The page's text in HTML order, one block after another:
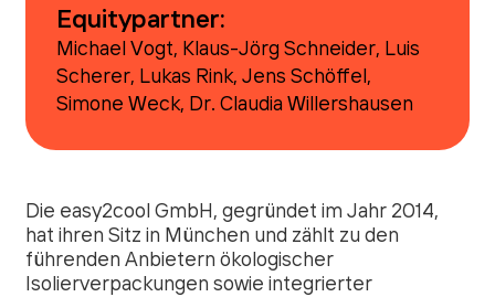
Equitypartner:
Michael Vogt, Klaus-Jörg Schneider, Luis
Scherer, Lukas Rink, Jens Schöffel,
Simone Weck, Dr. Claudia Willershausen
Die easy2cool GmbH, gegründet im Jahr 2014,
hat ihren Sitz in München und zählt zu den
führenden Anbietern ökologischer
Isolierverpackungen sowie integrierter